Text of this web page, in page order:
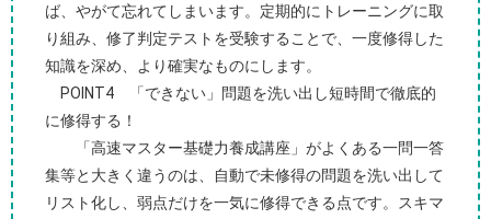
ば、やがて忘れてしまいます。定期的にトレーニングに取
り組み、修了判定テストを受験することで、一度修得した
知識を深め、より確実なものにします。
POINT4 「できない」問題を洗い出し短時間で徹底的
に修得する！
「高速マスター基礎力養成講座」がよくある一問一答
集等と大きく違うのは、自動で未修得の問題を洗い出して
リスト化し、弱点だけを一気に修得できる点です。スキマ